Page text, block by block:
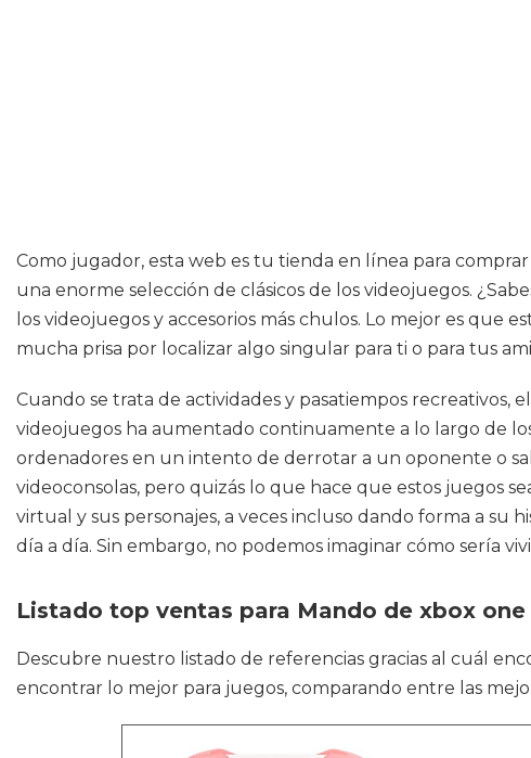
Como jugador, esta web es tu tienda en línea para comprar
una enorme selección de clásicos de los videojuegos.
los videojuegos y accesorios más chulos. Lo mejor es que
mucha prisa por localizar algo singular para ti o para tus
Cuando se trata de actividades y pasatiempos
videojuegos ha aumentado continuamente a lo largo de
ordenadores en un intento de derrotar a un oponente o
videoconsolas, pero quizás lo que hace que estos juegos
virtual y sus personajes, a veces incluso dando forma a su
día a día. Sin embargo, no podemos imaginar cómo sería
Listado top ventas para Mando de xbox one
Descubre nuestro listado de referencias gracias al cuál
encontrar lo mejor para juegos, comparando entre las